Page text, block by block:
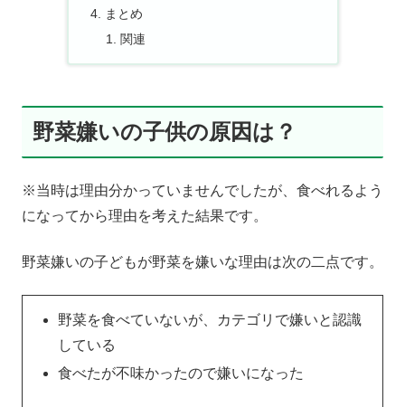
まとめ
関連
野菜嫌いの子供の原因は？
※当時は理由分かっていませんでしたが、食べれるよう
になってから理由を考えた結果です。
野菜嫌いの子どもが野菜を嫌いな理由は次の二点です。
野菜を食べていないが、カテゴリで嫌いと認識
している
食べたが不味かったので嫌いになった